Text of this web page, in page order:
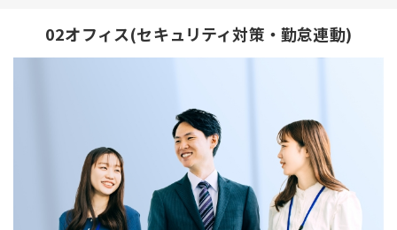
02オフィス(セキュリティ対策・勤怠連動)